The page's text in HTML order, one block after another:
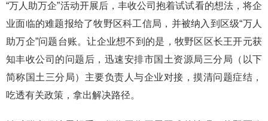
“万人助万企”活动开展后，丰收公司抱着试试看的想法，将企
业面临的难题报给了牧野区科工信局，并被纳入到区级“万人
助万企”问题台账。让企业想不到的是，牧野区区长王开元获
知丰收公司的问题后，迅速安排市国土资源局三分局（以下
简称国土三分局）主要负责人与企业对接，摸清问题症结，
吃透有关政策，拿出解决路径。